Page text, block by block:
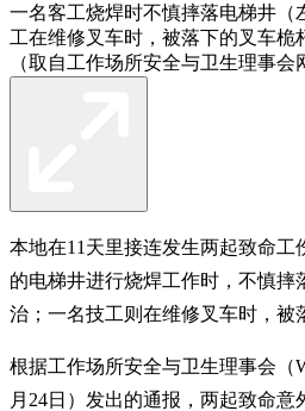
一名客工烧焊时不慎摔落电梯井（
工在维修叉车时，被落下的叉车桅
（取自工作场所安全与卫生理事会
本地在11天里接连发生两起致命工
的电梯井进行烧焊工作时，不慎摔
治；一名技工则在维修叉车时，被
根据工作场所安全与卫生理事会（
月24日）发出的通报，两起致命意